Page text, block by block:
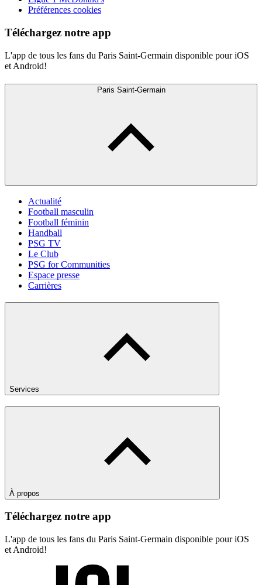
Préférences cookies
Téléchargez notre app
L'app de tous les fans du Paris Saint-Germain disponible pour iOS
et Android!
Paris Saint-Germain
Actualité
Football masculin
Football féminin
Handball
PSG TV
Le Club
PSG for Communities
Espace presse
Carrières
Services
À propos
Téléchargez notre app
L'app de tous les fans du Paris Saint-Germain disponible pour iOS
et Android!